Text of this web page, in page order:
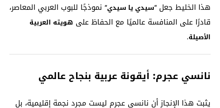
هذا الخليط جعل “سيدي يا سيدي”نموذجًا للبوب العربي المعاصر،
قادرًا على المنافسة عالميًا مع الحفاظ على هويته العربية
الأصيلة.
نانسي عجرم: أيقونة عربية بنجاح عالمي
يثبت هذا الإنجاز أن نانسي عجرم ليست مجرد نجمة إقليمية، بل